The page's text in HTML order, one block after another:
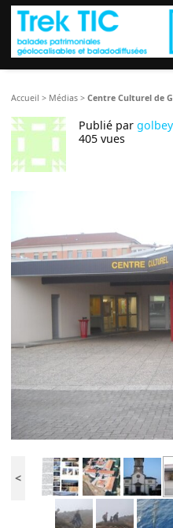
Accueil > Médias >Centre Culturel de
Publié pargolbey
405 vues
<